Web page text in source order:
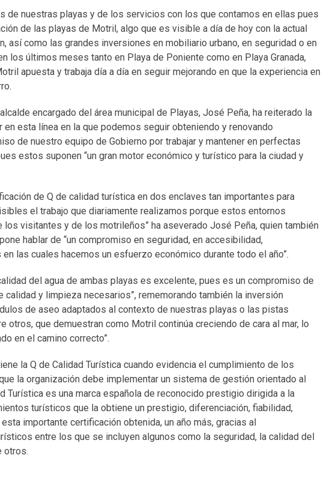
nuestras playas y de los servicios con los que contamos en ellas pues
de las playas de Motril, algo que es visible a día de hoy con la actual
así como las grandes inversiones en mobiliario urbano, en seguridad o en
los últimos meses tanto en Playa de Poniente como en Playa Granada,
apuesta y trabaja día a día en seguir mejorando en que la experiencia en
encargado del área municipal de Playas, José Peña, ha reiterado la
esta línea en la que podemos seguir obteniendo y renovando
de nuestro equipo de Gobierno por trabajar y mantener en perfectas
estos suponen “un gran motor económico y turístico para la ciudad y
de Q de calidad turística en dos enclaves tan importantes para
el trabajo que diariamente realizamos porque estos entornos
visitantes y de los motrileños” ha aseverado José Peña, quien también
hablar de “un compromiso en seguridad, en accesibilidad,
las cuales hacemos un esfuerzo económico durante todo el año”.
del agua de ambas playas es excelente, pues es un compromiso de
y limpieza necesarios”, rememorando también la inversión
de aseo adaptados al contexto de nuestras playas o las pistas
que demuestran como Motril continúa creciendo de cara al mar, lo
en el camino correcto”.
la Q de Calidad Turística cuando evidencia el cumplimiento de los
la organización debe implementar un sistema de gestión orientado al
Turística es una marca española de reconocido prestigio dirigida a la
turísticos que la obtiene un prestigio, diferenciación, fiabilidad,
importante certificación obtenida, un año más, gracias al
entre los que se incluyen algunos como la seguridad, la calidad del
otros.